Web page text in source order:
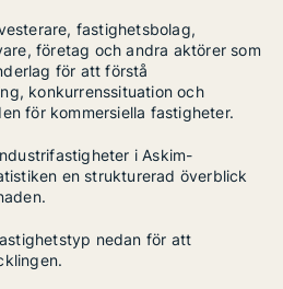
fastighetsbolag,
företag och andra aktörer som
för att förstå
konkurrenssituation och
för kommersiella fastigheter.
i Askim-
en strukturerad överblick
nedan för att